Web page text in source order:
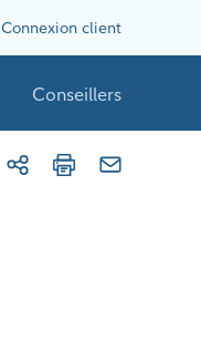
Connexion client
Conseillers